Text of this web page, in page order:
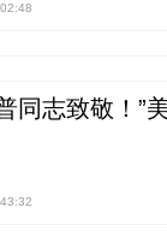
同志致敬！”